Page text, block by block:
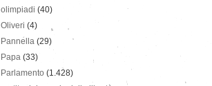
olimpiadi (40)
Oliveri (4)
Pannella (29)
Papa (33)
Parlamento (1.428)